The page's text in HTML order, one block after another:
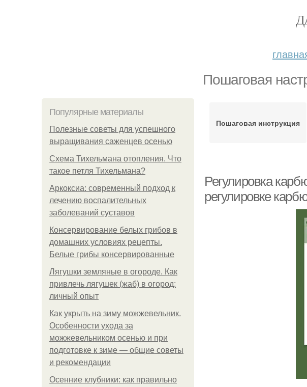
Пошаговая
Популярные материалы
Полезные советы для успешного
выращивания саженцев осенью
Схема Тихельмана отопления. Что
такое петля Тихельмана?
Аркоксиа: современный подход к
лечению воспалительных
заболеваний суставов
Консервирование белых грибов в
домашних условиях рецепты.
Белые грибы консервированные
Лягушки земляные в огороде. Как
привлечь лягушек (жаб) в огород:
личный опыт
Как укрыть на зиму можжевельник.
Особенности ухода за
можжевельником осенью и при
подготовке к зиме — общие советы
и рекомендации
Осенние клубники: как правильно
Пошаговая инструкция
Регулировка
регулировке